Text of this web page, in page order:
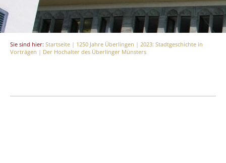
Sie sind hier: Startseite | 1250 Jahre Überlingen | 2023: Stadtgeschichte in
Vorträgen | Der Hochalter des Überlinger Münsters